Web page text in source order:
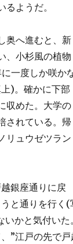
ようだ。
奥へ進むと、新
、小杉風の植物
一度しか咲か
)。確かに下部
収めた。大学の
されている。帰
リュウゼツラン
銀座通りに戻
と通りを行く(
かと気付いた。
”江戸の先で戸